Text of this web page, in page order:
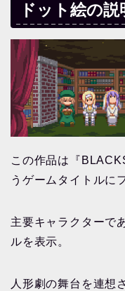
ドット絵の説
この作品は『
うゲームタイトルに
主要キャラクターで
ルを表示。
人形劇の舞台を連想